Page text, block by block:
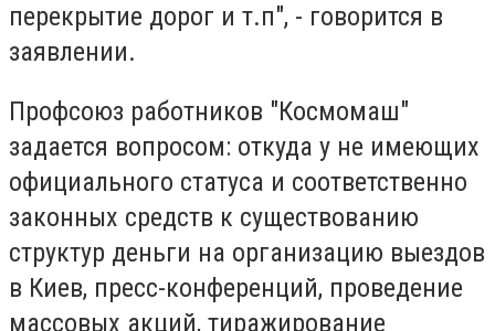
перекрытие дорог и т.п", - говорится в
заявлении.
Профсоюз работников "Космомаш"
задается вопросом: откуда у не имеющих
официального статуса и соответственно
законных средств к существованию
структур деньги на организацию выездов
в Киев, пресс-конференций, проведение
массовых акций, тиражирование